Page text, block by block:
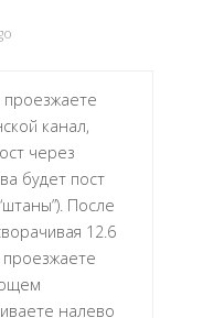
канал,
через
будет пост
После
12.6
налево